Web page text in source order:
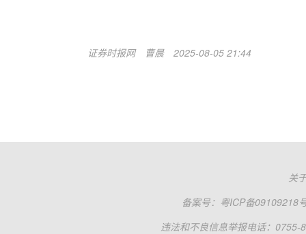
证券时报网 曹晨 2025-08-05 21:44
关
备案号： 粤ICP备09109218
违法和不良信息举报电话：0755-